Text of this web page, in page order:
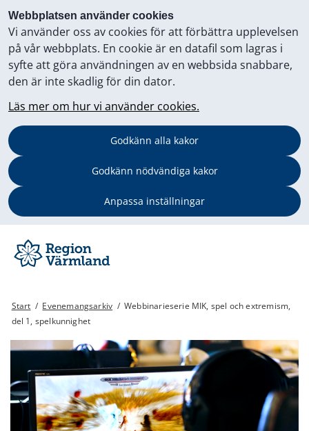
Webbplatsen använder cookies
Vi använder oss av cookies för att förbättra upplevelsen
på vår webbplats. En cookie är en datafil som lagras i
syfte att göra användningen av en webbsida snabbare,
den är inte skadlig för din dator.
Läs mer om hur vi använder cookies.
Godkänn alla kakor
Godkänn nödvändiga kakor
Anpassa inställningar
Start / Evenemangsarkiv / Webbinarieserie MIK, spel och extremism,
del 1, spelkunnighet